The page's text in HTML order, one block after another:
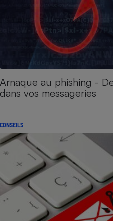
Arnaque au phishing -
dans vos messageries
CONSEILS